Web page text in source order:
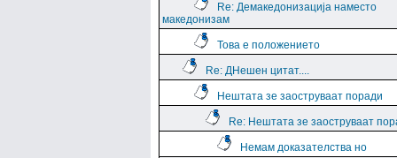
Re: Демакедонизација наместо
македонизам
Това е положението
Re: ДНешен цитат....
Нештата зе заоструваат поради
Re: Нештата зе заоструваат
Немам доказателства но